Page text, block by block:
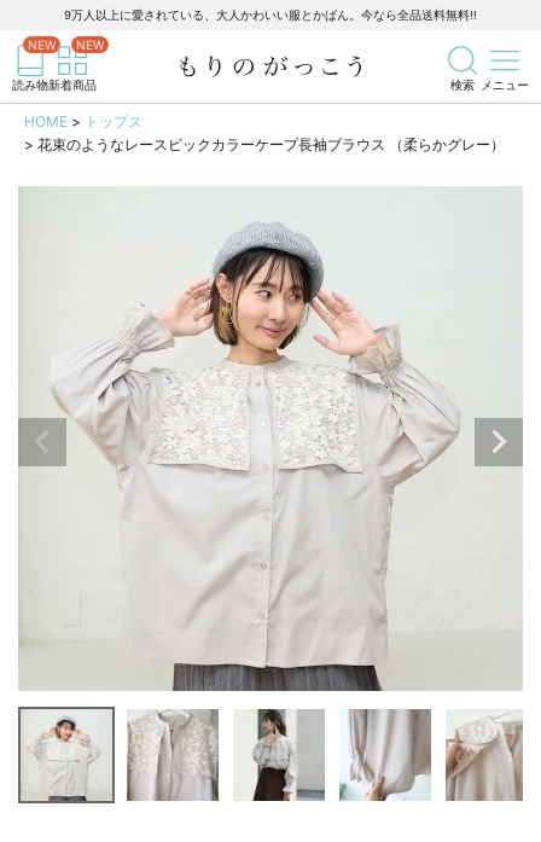
9万人以上に愛されている、大人かわいい服とかばん。今なら全品送料無料!!
読み物新着商品 検索 メニュー
商品を検索 記事を検索
HOME
トップス
花束のようなレースビックカラーケープ長袖ブラウス （柔らかグレー）